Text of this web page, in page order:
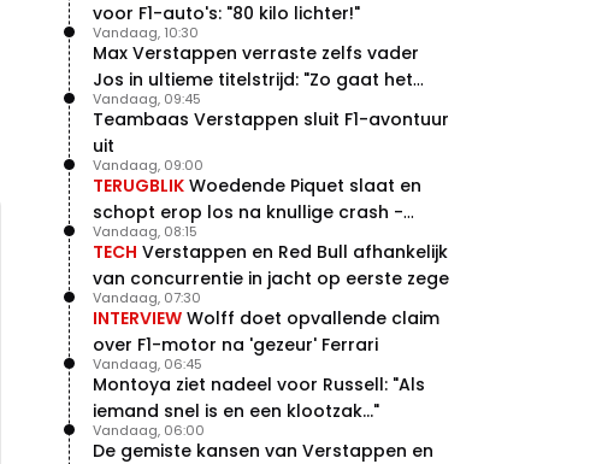
voor F1-auto's: "80 kilo lichter!"
Max Verstappen verraste zelfs vader
Jos in ultieme titelstrijd: "Zo gaat het
altijd!"
Vandaag, 10:30
Teambaas Verstappen sluit F1-avontuur
uit
Vandaag, 09:45
TERUGBLIK Woedende Piquet slaat en
schopt erop los na knullige crash -
terugblik
Vandaag, 09:00
TECH Verstappen en Red Bull afhankelijk
van concurrentie in jacht op eerste zege
Vandaag, 08:15
INTERVIEW Wolff doet opvallende claim
over F1-motor na 'gezeur' Ferrari
Vandaag, 07:30
Montoya ziet nadeel voor Russell: "Als
iemand snel is en een klootzak..."
Vandaag, 06:45
De gemiste kansen van Verstappen en
Vandaag, 06:00